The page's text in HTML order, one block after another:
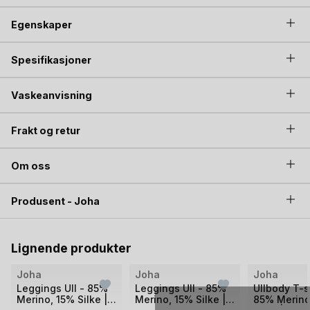
like perfekt uansett mønster du går for.
Egenskaper
Spesifikasjoner
Vaskeanvisning
Frakt og retur
Om oss
Produsent - Joha
Lignende produkter
Joha
Leggings Ull - 85%
Merino, 15% Silke |
Joha
Leggings Ull - 85%
Merino, 15% Silke |
Joha
Ullbody T-
85%